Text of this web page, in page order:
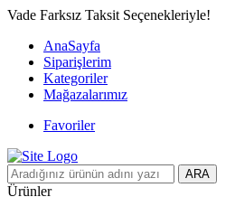
Vade Farksız Taksit Seçenekleriyle!
AnaSayfa
Siparişlerim
Kategoriler
Mağazalarımız
Favoriler
ARA
Ürünler